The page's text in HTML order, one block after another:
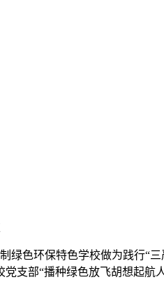
色环保特色学校做为践行“三
支部“播种绿色放飞胡想起